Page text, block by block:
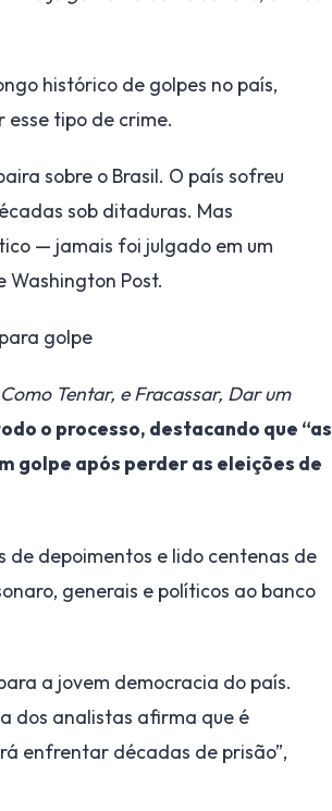
histórico de golpes no país,
esse tipo de crime.
sobre o Brasil. O país sofreu
sob ditaduras. Mas
— jamais foi julgado em um
Washington Post.
golpe
Como Tentar, e Fracassar, Dar um
o processo, destacando que “as
golpe após perder as eleições de
depoimentos e lido centenas de
generais e políticos ao banco
a jovem democracia do país.
dos analistas afirma que é
enfrentar décadas de prisão”,